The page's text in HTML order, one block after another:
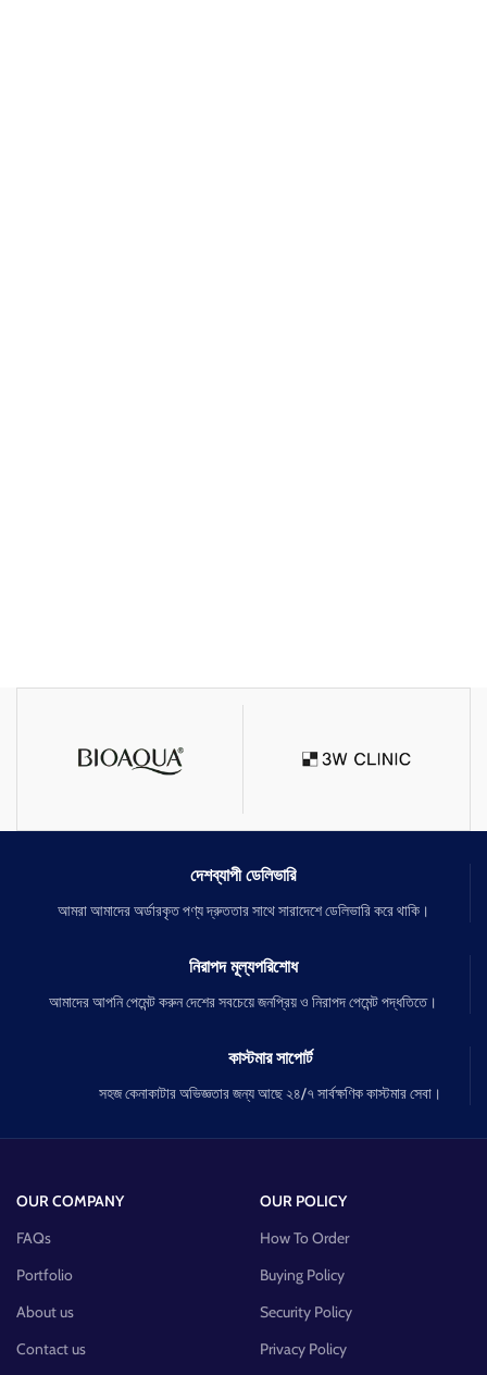
দেশব্যাপী ডেলিভারি
আমরা আমাদের অর্ডারকৃত পণ্য দ্রুততার সাথে সারাদেশে ডেলিভারি করে থাকি।
নিরাপদ মূল্যপরিশোধ
আমাদের আপনি পেমেন্ট করুন দেশের সবচেয়ে জনপ্রিয় ও নিরাপদ পেমেন্ট পদ্ধতিতে।
কাস্টমার সাপোর্ট
সহজ কেনাকাটার অভিজ্ঞতার জন্য আছে ২৪/৭ সার্বক্ষণিক কাস্টমার সেবা।
OUR COMPANY
FAQs
Portfolio
About us
Contact us
OUR POLICY
How To Order
Buying Policy
Security Policy
Privacy Policy